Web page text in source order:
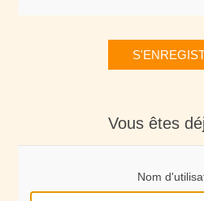
Vous êtes
Nom